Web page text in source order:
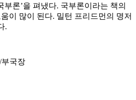
부론’을 펴냈다. 국부론이라는 책의
이 많이 된다. 밀턴 프리드먼의 명저
.
국장